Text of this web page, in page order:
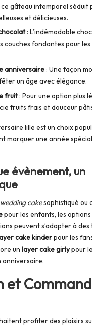
gâteau intemporel séduit
et délicieuses.
: L’indémodable
couches fondantes pour
anniversaire : Une façon
un âge avec élégance.
fruit: Pour une option plus
fruits frais et douceur
lille est un choix
marquer une année
évènement, un
wedding cakesophistiqué ou
pour les enfants, les
peuvent s’adapter à des
cake kinderpour les
un layer cake girlypour
anniversaire.
et
profiter des plaisirs